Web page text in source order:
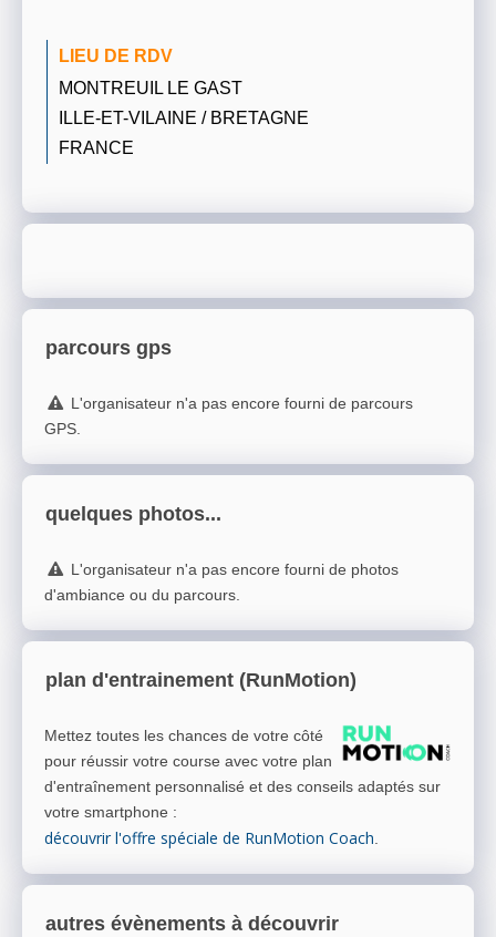
LIEU DE RDV
MONTREUIL LE GAST
ILLE-ET-VILAINE / BRETAGNE
FRANCE
parcours gps
L'organisateur n'a pas encore fourni de parcours
GPS.
quelques photos...
L'organisateur n'a pas encore fourni de photos
d'ambiance ou du parcours.
plan d'entrainement (RunMotion)
Mettez toutes les chances de votre côté
pour réussir votre course avec votre plan
d'entraînement personnalisé et des conseils adaptés sur
votre smartphone :
découvrir l'offre spéciale de RunMotion Coach.
autres évènements à découvrir